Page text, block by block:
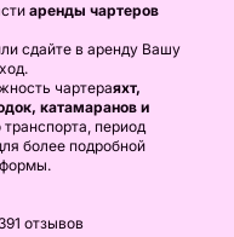
аренды чартеров
сдайте в аренду Вашу
чартераяхт,
катамаранов и
период
более подробной
отзывов